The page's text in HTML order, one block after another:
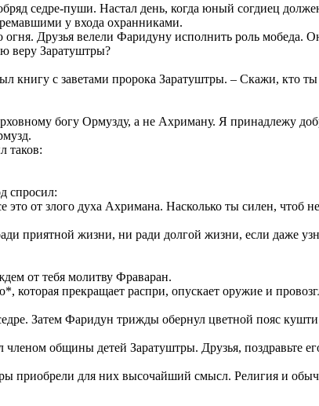
седре-пуши. Настал день, когда юный согдиец
у входа охранниками.
Друзья велели Фаридуну исполнить роль мобеда.
веру Заратуштры?
книгу с заветами пророка Заратуштры. – Скажи, кто
богу Ормузду, а не Ахриману. Я принадлежу
таков:
спросил:
от злого духа Ахримана. Насколько ты силен, чтоб
приятной жизни, ни ради долгой жизни, если даже
от тебя молитву Фраваран.
прекращает распри, опускает оружие и
Затем Фаридун трижды обернул цветной пояс кушти
общины детей Заратуштры. Друзья, поздравьте
приобрели для них высочайший смысл. Религия и